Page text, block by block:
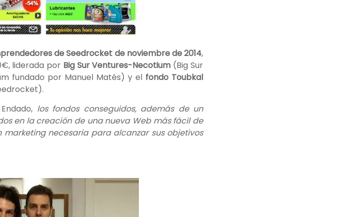
de Seedrocket de noviembre de 2014,
liderada por Big Sur Ventures-Necotium (Big Sur
fundado por Manuel Matés) y el fondo Toubkal
los fondos conseguidos, además de un
en la creación de una nueva Web más fácil de
marketing necesaria para alcanzar sus objetivos